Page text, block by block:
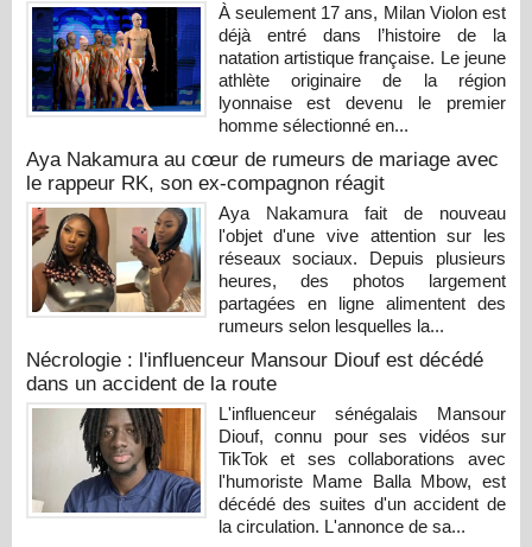
À seulement 17 ans, Milan Violon est
déjà entré dans l’histoire de la
natation artistique française. Le jeune
athlète originaire de la région
lyonnaise est devenu le premier
homme sélectionné en...
Aya Nakamura au cœur de rumeurs de mariage avec
le rappeur RK, son ex-compagnon réagit
Aya Nakamura fait de nouveau
l'objet d'une vive attention sur les
réseaux sociaux. Depuis plusieurs
heures, des photos largement
partagées en ligne alimentent des
rumeurs selon lesquelles la...
Nécrologie : l'influenceur Mansour Diouf est décédé
dans un accident de la route
L'influenceur sénégalais Mansour
Diouf, connu pour ses vidéos sur
TikTok et ses collaborations avec
l'humoriste Mame Balla Mbow, est
décédé des suites d'un accident de
la circulation. L'annonce de sa...